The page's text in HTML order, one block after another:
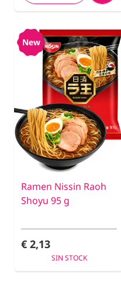
New
Ramen Nissin Raoh
Shoyu 95 g
€ 2,13
SIN STOCK